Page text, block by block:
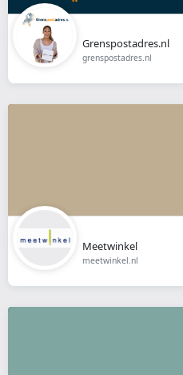
Grenspostadres.nl
grenspostadres.nl
Meetwinkel
meetwinkel.nl